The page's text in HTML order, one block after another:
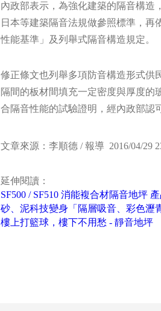
內政部表示，為強化建築的隔音構造
日本等建築隔音法規做參照標準，
性能基準」及列舉式隔音構造規定。
修正條文也列舉多項防音構造形式供
隔間的板材間填充一定密度與厚度
合隔音性能的試驗證明，經內政部認
文章來源：李順德 / 報導 2016/04/29
延伸閱讀：
SF500 / SF510 消能複合材隔音地坪
砂、泥科技變身「隔層吸音、彩色瀝
樓上打籃球，樓下不用愁 - 靜音地坪